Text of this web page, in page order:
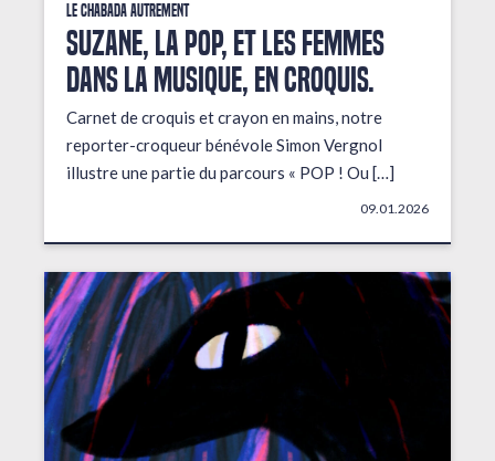
Le Chabada autrement
Suzane, la pop, et les femmes
dans la musique, en croquis.
Carnet de croquis et crayon en mains, notre
reporter-croqueur bénévole Simon Vergnol
illustre une partie du parcours « POP ! Ou […]
09.01.2026